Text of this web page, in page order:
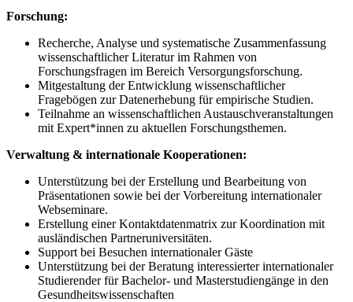
Forschung:
Recherche, Analyse und systematische Zusammenfassung
wissenschaftlicher Literatur im Rahmen von
Forschungsfragen im Bereich Versorgungsforschung.
Mitgestaltung der Entwicklung wissenschaftlicher
Fragebögen zur Datenerhebung für empirische Studien.
Teilnahme an wissenschaftlichen Austauschveranstaltungen
mit Expert*innen zu aktuellen Forschungsthemen.
Verwaltung & internationale Kooperationen:
Unterstützung bei der Erstellung und Bearbeitung von
Präsentationen sowie bei der Vorbereitung internationaler
Webseminare.
Erstellung einer Kontaktdatenmatrix zur Koordination mit
ausländischen Partneruniversitäten.
Support bei Besuchen internationaler Gäste
Unterstützung bei der Beratung interessierter internationaler
Studierender für Bachelor- und Masterstudiengänge in den
Gesundheitswissenschaften